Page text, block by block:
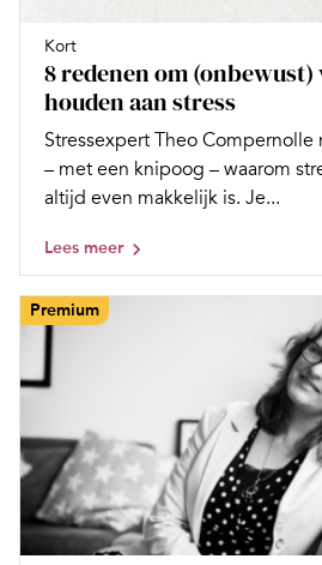
Kort
8 redenen om
houden aan stress
Stressexpert Theo
– met een knipoog – waarom
altijd even makkelijk is. Je...
Lees meer
Premium